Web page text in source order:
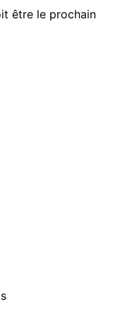
être le prochain